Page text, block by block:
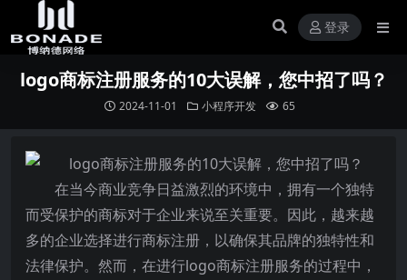
登录
logo商标注册服务的10大误解，您中招了吗？
2024-11-01 小程序开发 65
在当今商业竞争日益激烈的环境中，拥有一个独特
而受保护的商标对于企业来说至关重要。因此，越来越
多的企业选择进行商标注册，以确保其品牌的独特性和
法律保护。然而，在进行logo商标注册服务的过程中，